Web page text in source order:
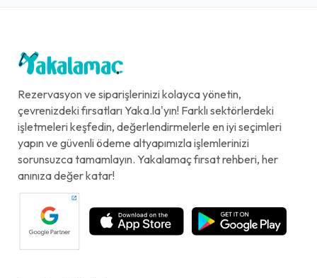
Rezervasyon ve siparişlerinizi kolayca yönetin,
çevrenizdeki fırsatları Yaka.la'yın! Farklı sektörlerdeki
işletmeleri keşfedin, değerlendirmelerle en iyi seçimleri
yapın ve güvenli ödeme altyapımızla işlemlerinizi
sorunsuzca tamamlayın. Yakalamaç fırsat rehberi, her
anınıza değer katar!